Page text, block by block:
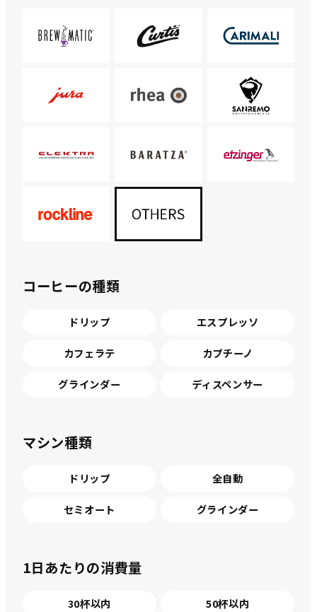
コーヒーの種類
ドリップ エスプレッソ
カフェラテ カプチーノ
グラインダー ディスペンサー
マシン種類
ドリップ 全自動
セミオート グラインダー
1日あたりの消費量
30杯以内 50杯以内